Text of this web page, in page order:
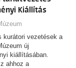
Kiállítás
kurátori vezetések a
új
kiállításában.
ahhoz a